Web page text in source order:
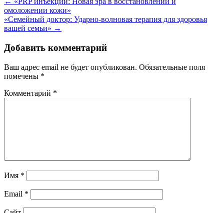
по
записям
омоложении кожи»
«Семейный доктор: Ударно-волновая терапия для здоровья
вашей семьи» →
Добавить комментарий
Ваш адрес email не будет опубликован. Обязательные поля
помечены *
Комментарий *
Имя *
Email *